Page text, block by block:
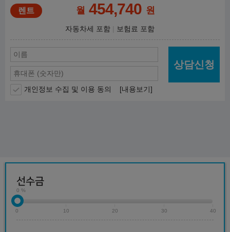
월 454,740 원
자동차세 포함 보험료 포함
개인정보 수집 및 이용 동의 [내용보기]
상담신청
선수금
0 %
0 10 20 30 40